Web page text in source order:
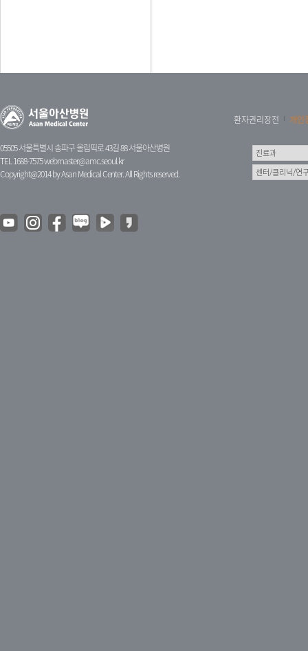
05505 서울특별시 송파구 올림픽로 43길 88 서울아산병원
TEL 1688-7575webmaster@amc.seoul.kr
Copyright@2014 by Asan Medical Center. All Rights reserved.
환자권리장전 개인